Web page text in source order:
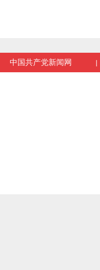
中国共产党新闻网 |